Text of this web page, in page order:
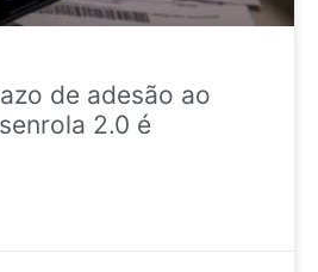
de adesão ao
2.0 é